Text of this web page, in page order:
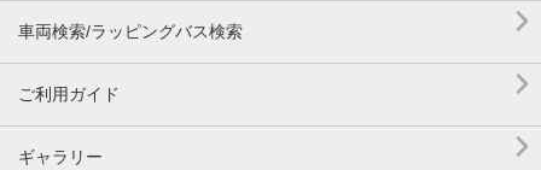
車両検索/ラッピングバス検索 
ご利用ガイド 
ギャラリー 